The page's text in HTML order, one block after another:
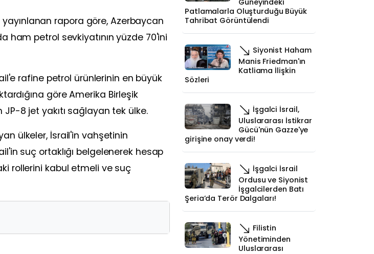
rapora göre, Azerbaycan
ham petrol sevkiyatının yüzde 70'ini
rafine petrol ürünlerinin en büyük
göre Amerika Birleşik
8 jet yakıtı sağlayan tek ülke.
ülkeler, İsrail'in vahşetinin
suç ortaklığı belgelenerek hesap
rollerini kabul etmeli ve suç
Güneyindeki
Patlamalarla Oluşturduğu Büyük
Tahribat Görüntülendi
Siyonist Haham
Manis Friedman'ın
Katliama İlişkin
Sözleri
İşgalci İsrail,
Uluslararası İstikrar
Gücü'nün Gazze'ye
girişine onay verdi!
İşgalci İsrail
Ordusu ve Siyonist
İşgalcilerden Batı
Şeria’da Terör Dalgaları!
Filistin
Yönetiminden
Uluslararası